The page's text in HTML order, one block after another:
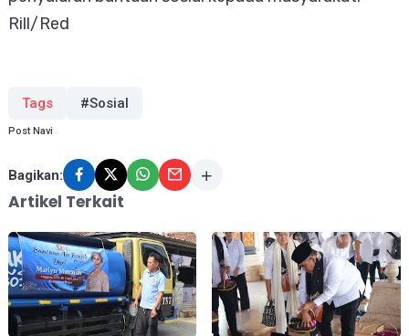
Rill/Red
Tags #Sosial
Post Navi
Bagikan:
Artikel Terkait